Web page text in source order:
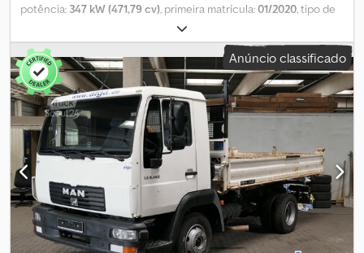
potência: 347 kW (471,79 cv), primeira matrícula:01/2020, tipo de
, configuração de eixo:
eixos:3 900 mm, combustível:diesel, cor:prateado, cabina do
condutor:cabina-cama, tipo de engrenagem:automático,
número de velocidades:
12 , classe de emissão:Euro 6, suspensão:
ar, comprimento total:6 280 mm, largura total:2 550 mm, altura
total:3 880 mm , carga admissível no eixo (eixo 1):8 000 kg, carga
máxima permitida por eixo (eixo 2): 11 500 kg
Equipamento:ABS, AdBlue, Bluetooth, aquecedor estacionário,
ar condicionado, ar condicionado de estacionamento,
bloqueio do diferencial, controlo de tração, controlo de
velocidade de cruzeiro, espelho retrovisor elétrico, faróis de
nevoeiro, fecho centralizado, frigorífico, regulação eléctrica
dos vidros, segundo depósito de combustível, sistema de
navegação, spoiler, = Outras opções e acessórios = - Ad-Blue -
Anúncio classificado